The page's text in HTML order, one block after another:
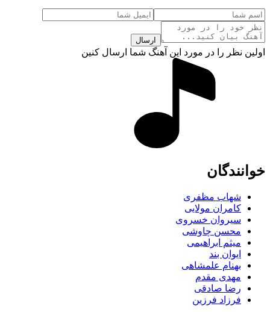
ارسال
اولین نظر را در مورد این آهنگ شما ارسال کنین
خوانندگان
شهاب مظفری
کامران مولایی
سیروان خسروی
محسن چاوشی
میثم ابراهیمی
ایوان بند
بهنام علمشاهی
مهدی مقدم
رضا صادقی
فرزاد فرزین